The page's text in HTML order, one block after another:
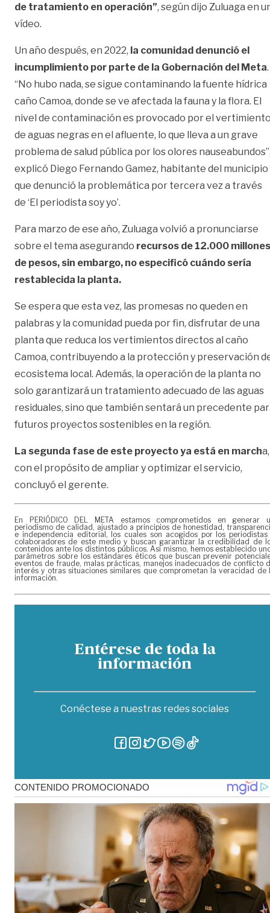
de tratamiento en operación”, según dijo Zuluaga en
vídeo.
Un año después, en 2022, la comunidad denunció el
incumplimiento por parte de la Gobernación del Meta.
“No hubo nada, se sigue contaminando la fuente hídrica
caño Camoa, donde se ve afectada la fauna y la flora. El
nivel de contaminación es provocado por el
de aguas negras en el afluente, lo que lleva a un grave
problema de salud pública por los olores
explicó Diego Fernando Gamez, habitante del municipio
que denunció la problemática por tercera vez a través
de ‘El periodista soy yo’.
Para marzo de ese año, Zuluaga volvió a pronunciarse
sobre el tema asegurando recursos de 12.000 millones
de pesos, sin embargo, no especificó cuándo sería
restablecida la planta.
Se espera que esta vez, las promesas no queden en
palabras y la comunidad pueda por fin, disfrutar de una
planta que reduca los vertimientos directos al caño
Camoa, contribuyendo a la protección y preservación
ecosistema local. Además, la operación de la planta no
solo garantizará un tratamiento adecuado de las aguas
residuales, sino que también sentará un precedente
futuros proyectos sostenibles en la región.
La segunda fase de este proyecto ya está en marcha,
con el propósito de ampliar y optimizar el servicio,
concluyó el gerente.
En PERIÓDICO DEL META estamos comprometidos en generar
periodismo de calidad, ajustado a principios de honestidad,
e independencia editorial, los cuales son acogidos por los periodistas
colaboradores de este medio y buscan garantizar la credibilidad de
contenidos ante los distintos públicos. Así mismo, hemos establecido
parámetros sobre los estándares éticos que buscan prevenir
eventos de fraude, malas prácticas, manejos inadecuados de conflicto
interés y otras situaciones similares que comprometan la veracidad de
información.
Entérese de toda la
información
Conéctese a nuestras redes sociales